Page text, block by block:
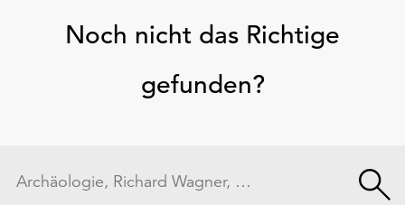
Noch nicht das Richtige
gefunden?